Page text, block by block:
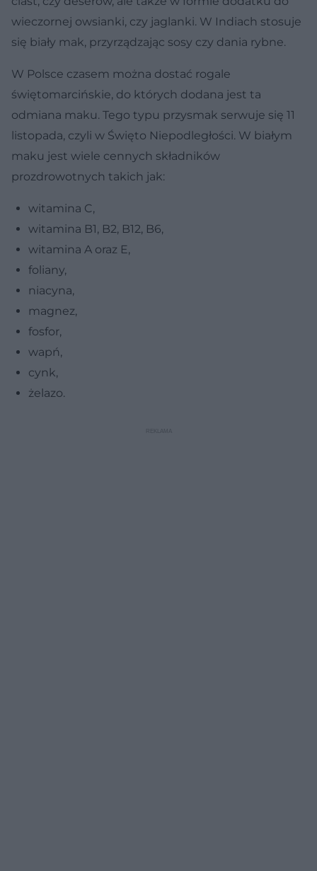
wieczornej owsianki, czy jaglanki. W Indiach stosuje
się biały mak, przyrządzając sosy czy dania rybne.
W Polsce czasem można dostać rogale
świętomarcińskie, do których dodana jest ta
odmiana maku. Tego typu przysmak serwuje się 11
listopada, czyli w Święto Niepodległości. W białym
maku jest wiele cennych składników
prozdrowotnych takich jak:
witamina C,
witamina B1, B2, B12, B6,
witamina A oraz E,
foliany,
niacyna,
magnez,
fosfor,
wapń,
cynk,
żelazo.